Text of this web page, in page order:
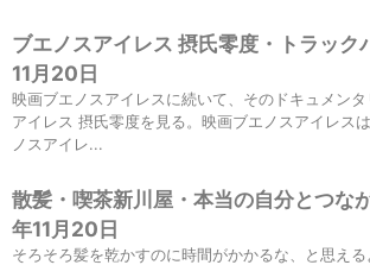
ブエノスアイレス 摂氏零度・トラッ
11月20日
映画ブエノスアイレスに続いて、そのドキュメン
アイレス 摂氏零度を見る。映画ブエノスアイレス
ノスアイレ...
散髪・喫茶新川屋・本当の自分とつな
年11月20日
そろそろ髪を乾かすのに時間がかかるな、と思え